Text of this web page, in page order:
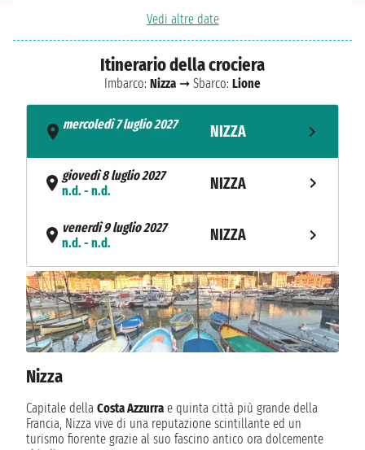
Vedi altre date
Itinerario della crociera
Imbarco: Nizza ➞ Sbarco: Lione
mercoledì 7 luglio 2027
NIZZA
giovedì 8 luglio 2027
n.d. - n.d.
NIZZA
venerdì 9 luglio 2027
n.d. - n.d.
NIZZA
sabato 10 luglio 2027
n.d. - n.d.
NIZZA
domenica 11 luglio 2027
n.d. - n.d.
ARLES
lunedì 12 luglio 2027
martedì 13 luglio 2027
VIVIERS
Nizza
Capitale della Costa Azzurra e quinta città più grande della
Francia, Nizza vive di una reputazione scintillante ed un
turismo fiorente grazie al suo fascino antico ora dolcemente